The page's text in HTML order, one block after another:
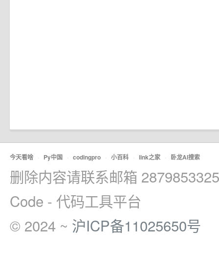
今天看啥 · Py中国 · codingpro · 小百科 · link之家 · 卧龙AI搜索
删除内容请联系邮箱
Code - 代码工具平台
© 2024 ~ 沪ICP备11025650号